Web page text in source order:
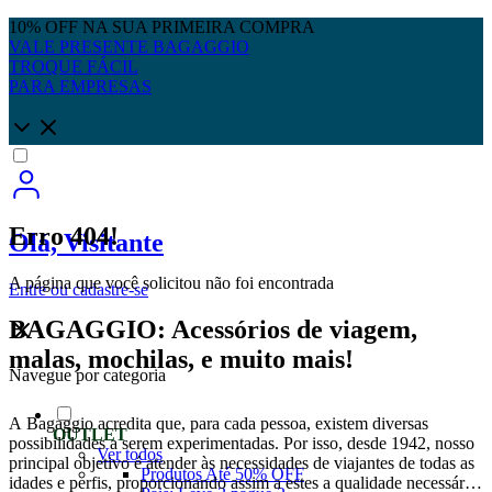
10% OFF NA SUA PRIMEIRA COMPRA
VALE PRESENTE BAGAGGIO
TROQUE FÁCIL
PARA EMPRESAS
Olá, Visitante
Entreou cadastre-se
Navegue por categoria
OUTLET
Ver todos
Produtos Até 50% OFF
Erro 404!
A página que você solicitou não foi encontrada
BAGAGGIO: Acessórios de viagem,
malas, mochilas, e muito mais!
A Bagaggio acredita que, para cada pessoa, existem diversas
possibilidades a serem experimentadas. Por isso, desde 1942, nosso
principal objetivo é atender às necessidades de viajantes de todas as
idades e perfis, proporcionando assim a estes a qualidade necessária